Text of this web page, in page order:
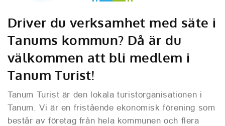
Driver du verksamhet med säte i
Tanums kommun? Då är du
välkommen att bli medlem i
Tanum Turist!
Tanum Turist är den lokala turistorganisationen i
Tanum. Vi är en fristående ekonomisk förening som
består av företag från hela kommunen och flera